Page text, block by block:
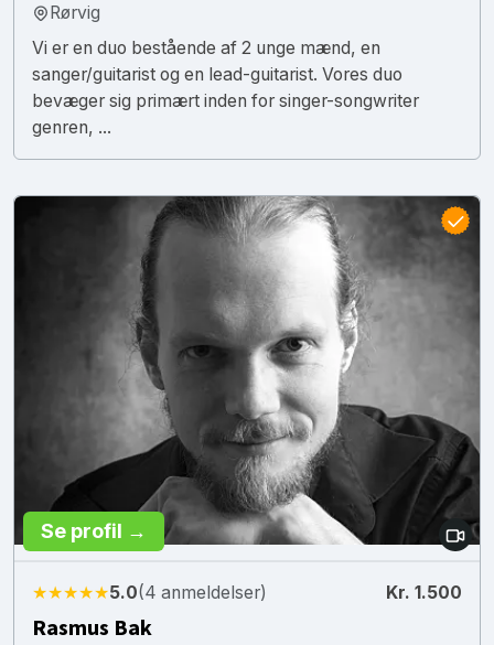
Rørvig
Vi er en duo bestående af 2 unge mænd, en
sanger/guitarist og en lead-guitarist. Vores duo
bevæger sig primært inden for singer-songwriter
genren, ...
Se profil →
★★★★★5.0(4 anmeldelser) Kr. 1.500
Rasmus Bak